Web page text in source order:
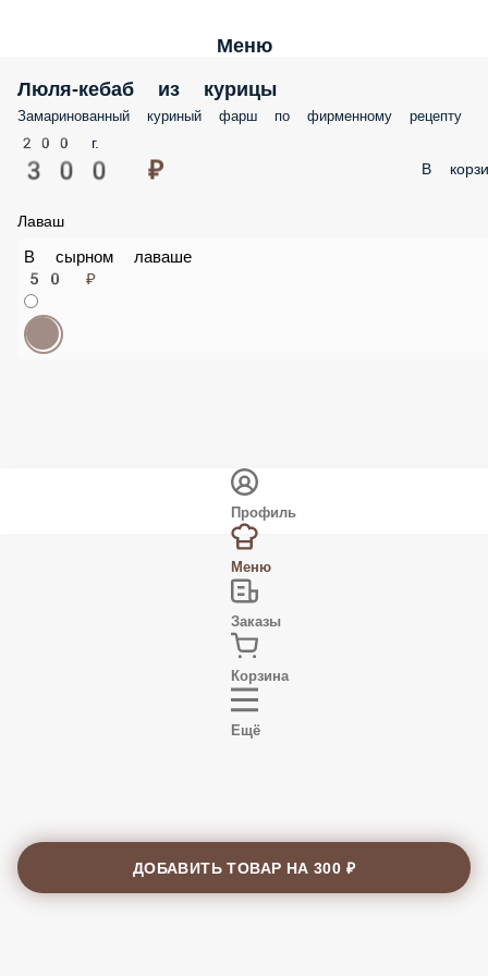
Меню
Люля-кебаб из курицы
Замаринованный куриный фарш по фирменному рецепту
200 г.
300 ₽ В
Лаваш
В сырном лаваше
50 ₽
ДОБАВИТЬ ТОВАР НА300 ₽
Профиль
Меню
Заказы
Корзина
Ещё